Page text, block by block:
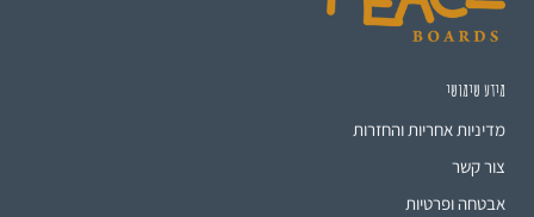
מידע שימושי
מדיניות אחריות והחזרות
צור קשר
אבטחה ופרטיות